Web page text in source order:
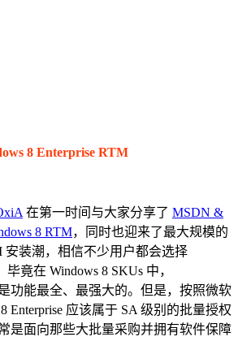
8 Enterprise RTM
在第一时间与大家分享了 MSDN &
8 RTM，同时也迎来了最大规模的
安装潮，相信不少用户都会选择
毕竟在 Windows 8 SKUs 中，
功能最全、最强大的。但是，按照微软
Enterprise 应该属于 SA 级别的批量授权
是面向那些大批量采购并拥有软件保障